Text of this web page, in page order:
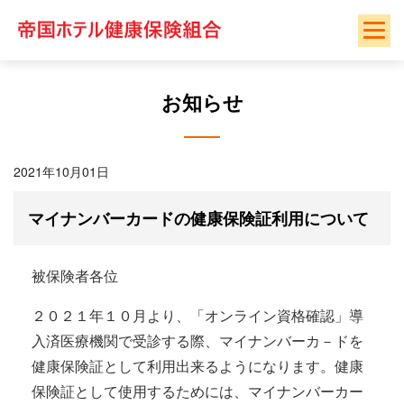
お知らせ
2021年10月01日
マイナンバーカードの健康保険証利用について
被保険者各位
２０２１年１０月より、「オンライン資格確認」導
入済医療機関で受診する際、マイナンバーカ－ドを
健康保険証として利用出来るようになります。健康
保険証として使用するためには、マイナンバーカー